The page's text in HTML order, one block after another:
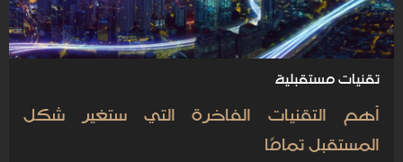
تقنيات مستقبلية
أهم التقنيات الفاخرة التي ستغير شكل
المستقبل تمامًا